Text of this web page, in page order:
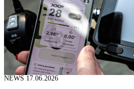
NEWS 17.06.2026